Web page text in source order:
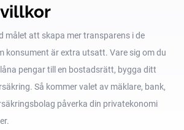
målet att skapa mer transparens i de
konsument är extra utsatt. Vare sig om du
pengar till en bostadsrätt, bygga ditt
Så kommer valet av mäklare, bank,
påverka din privatekonomi